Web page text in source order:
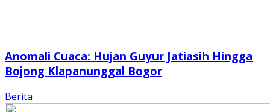
Anomali Cuaca: Hujan Guyur Jatiasih Hingga
Bojong Klapanunggal Bogor
Berita